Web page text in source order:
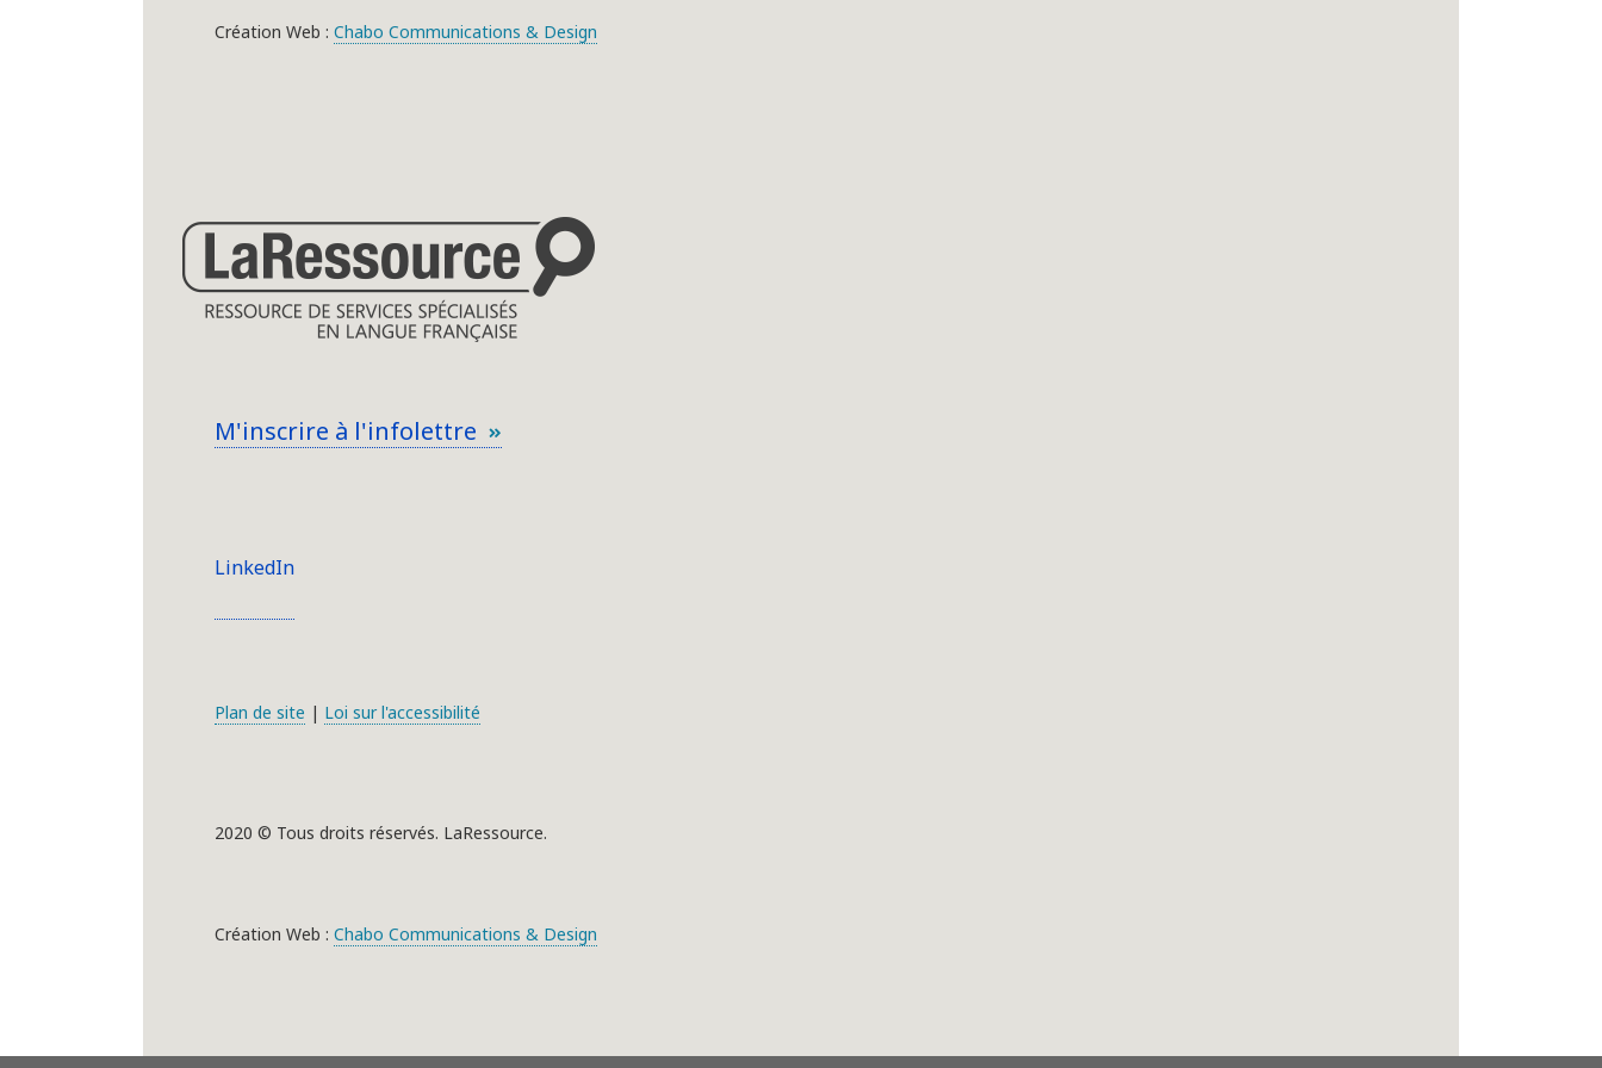
Création Web : Chabo Communications & Design
M'inscrire à l'infolettre
LinkedIn
Plan de site | Loi sur l'accessibilité
2020 © Tous droits réservés. LaRessource.
Création Web : Chabo Communications & Design